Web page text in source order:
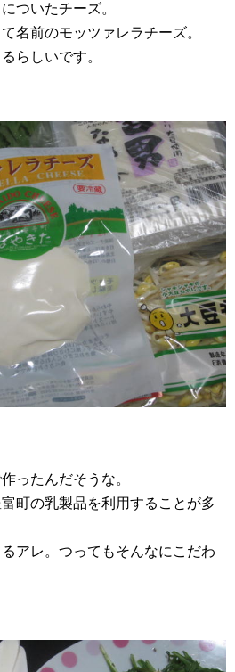
ついたチーズ。
名前のモッツァレラチーズ。
らしいです。
ったんだそうな。
町の乳製品を利用することが多
アレ。つってもそんなにこだわ